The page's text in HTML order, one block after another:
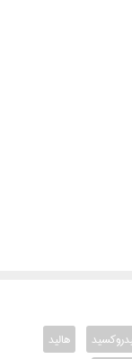
هالید